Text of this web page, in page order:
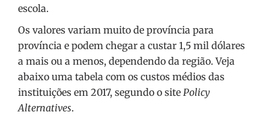
escola.
Os valores variam muito de província para
província e podem chegar a custar 1,5 mil dólares
a mais ou a menos, dependendo da região. Veja
abaixo uma tabela com os custos médios das
instituições em 2017, segundo o site Policy
Alternatives.